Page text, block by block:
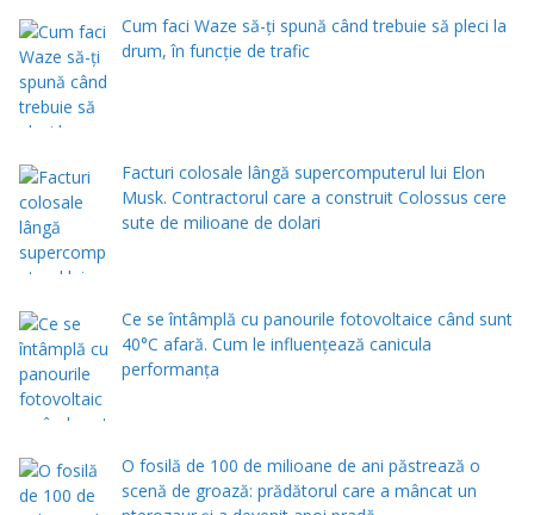
Cum faci Waze să-ți spună când trebuie să pleci la
drum, în funcție de trafic
Facturi colosale lângă supercomputerul lui Elon
Musk. Contractorul care a construit Colossus cere
sute de milioane de dolari
Ce se întâmplă cu panourile fotovoltaice când sunt
40°C afară. Cum le influențează canicula
performanța
O fosilă de 100 de milioane de ani păstrează o
scenă de groază: prădătorul care a mâncat un